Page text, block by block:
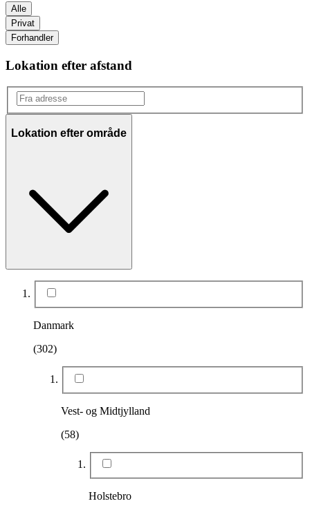
Alle
Privat
Forhandler
Lokation efter afstand
Lokation efter område
Danmark
(302)
Vest- og Midtjylland
(58)
Holstebro